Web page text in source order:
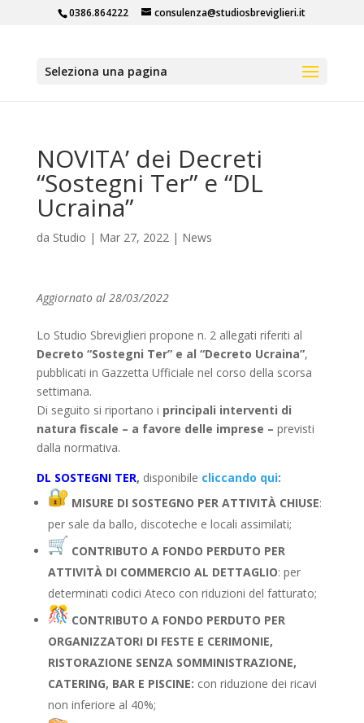
0386.864222 consulenza@studiosbreviglieri.it
Seleziona una pagina
NOVITA’ dei Decreti
“Sostegni Ter” e “DL
Ucraina”
da Studio | Mar 27, 2022| News
Aggiornato al 28/03/2022
Lo Studio Sbreviglieri propone n. 2 allegati riferiti al
Decreto “Sostegni Ter” e al “Decreto Ucraina”,
pubblicati in Gazzetta Ufficiale nel corso della scorsa
settimana.
Di seguito si riportano i principali interventi di
natura fiscale – a favore delle imprese – previsti
dalla normativa.
DL SOSTEGNI TER, disponibile cliccando qui:
MISURE DI SOSTEGNO PER ATTIVITÀ CHIUSE:
per sale da ballo, discoteche e locali assimilati;
CONTRIBUTO A FONDO PERDUTO PER
ATTIVITÀ DI COMMERCIO AL DETTAGLIO: per
determinati codici Ateco con riduzioni del fatturato;
CONTRIBUTO A FONDO PERDUTO PER
ORGANIZZATORI DI FESTE E CERIMONIE,
RISTORAZIONE SENZA SOMMINISTRAZIONE,
CATERING, BAR E PISCINE: con riduzione dei ricavi
non inferiore al 40%;